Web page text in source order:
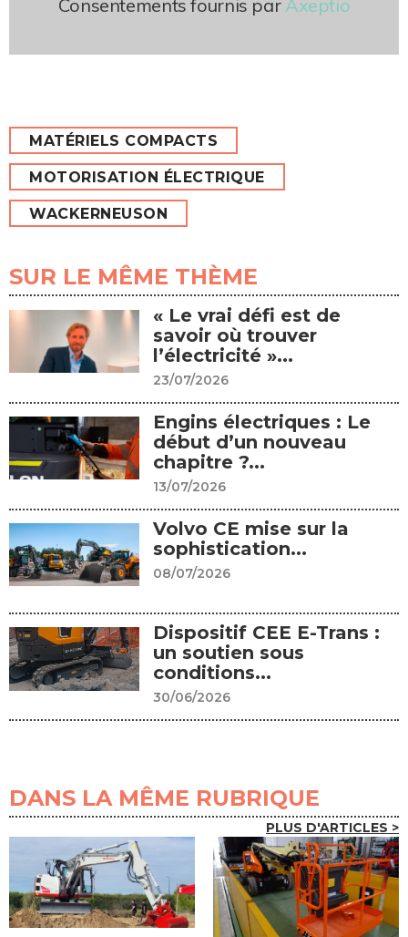
Consentements fournis par Axeptio
MATÉRIELS COMPACTS
MOTORISATION ÉLECTRIQUE
WACKERNEUSON
SUR LE MÊME THÈME
« Le vrai défi est de
savoir où trouver
l’électricité »...
23/07/2026
Engins électriques : Le
début d’un nouveau
chapitre ?...
13/07/2026
Volvo CE mise sur la
sophistication...
08/07/2026
Dispositif CEE E-Trans :
un soutien sous
conditions...
30/06/2026
DANS LA MÊME RUBRIQUE
PLUS D'ARTICLES >